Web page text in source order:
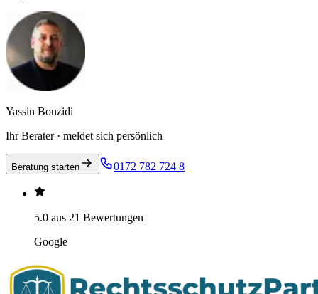
Yassin Bouzidi
Ihr Berater · meldet sich persönlich
Beratung starten 0172 782 724 8
5.0 aus 21 Bewertungen
Google